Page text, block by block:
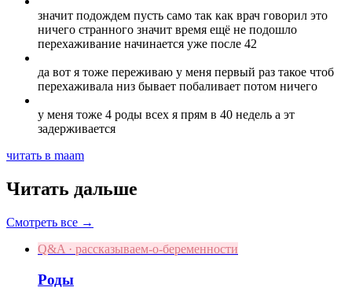
значит подождем пусть само так как врач говорил это
ничего странного значит время ещё не подошло
перехаживание начинается уже после 42
да вот я тоже переживаю у меня первый раз такое чтоб
перехаживала низ бывает побаливает потом ничего
у меня тоже 4 роды всех я прям в 40 недель а эт
задерживается
читать в maam
Читать дальше
Смотреть все →
Q&A · рассказываем-о-беременности
Роды